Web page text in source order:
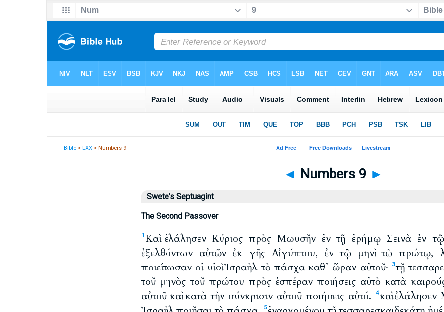
Bible >LXX > Numbers 9
◄ Numbers 9 ►
Swete's Septuagint
The Second Passover
1 Καὶ ἐλάλησεν Κύριος πρὸς Μωυσῆν ἐν τῇ ἐρήμῳ Σεινὰ ἐν τῷ
ἐξελθόντων αὐτῶν ἐκ γῆς Αἰγύπτου, ἐν τῷ μηνὶ τῷ
ποιείτωσαν οἱ υἱοὶ Ἰσραὴλ τὸ πάσχα καθ᾽ ὥραν αὐτοῦ·
3τῇ
τοῦ μηνὸς τοῦ πρώτου πρὸς ἑσπέραν ποιήσεις αὐτὸ κατὰ
αὐτοῦ καὶ κατὰ τὴν σύνκρισιν αὐτοῦ ποιήσεις αὐτό.
4καὶ ἐλάλησεν
5